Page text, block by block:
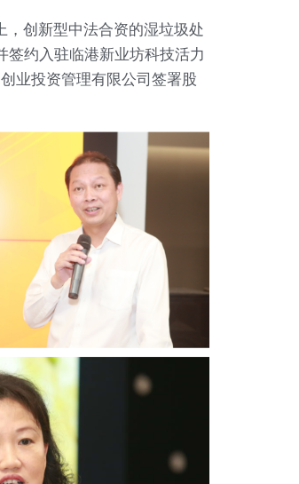
创新型中法合资的湿垃圾处
约入驻临港新业坊科技活力
业投资管理有限公司签署股